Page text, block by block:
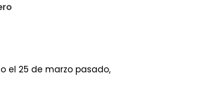
el 25 de marzo pasado,